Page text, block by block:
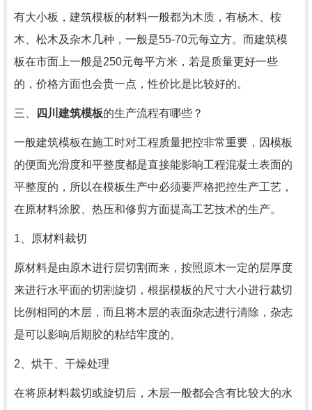
有大小板，建筑模板的材料一般都为木质，有杨木、桉
木、松木及杂木几种，一般是55-70元每立方。而建筑模
板在市面上一般是250元每平方米，若是质量更好一些
的，价格方面也会贵一点，性价比是比较好的。
三、 四川建筑模板的生产流程有哪些？
一般建筑模板在施工时对工程质量把控非常重要，因模板
的便面光滑度和平整度都是直接能影响工程混凝土表面的
平整度的，所以在模板生产中必须要严格把控生产工艺，
在原材料涂胶、热压和修剪方面提高工艺技术的生产。
1、原材料裁切
原材料是由原木进行层切割而来，按照原木一定的层厚度
来进行水平面的切割旋切，根据模板的尺寸大小进行裁切
比例相同的木层，而且将木层的表面杂志进行清除，杂志
是可以影响后期胶的粘结牢度的。
2、烘干、干燥处理
在将原材料裁切或旋切后，木层一般都会含有比较大的水